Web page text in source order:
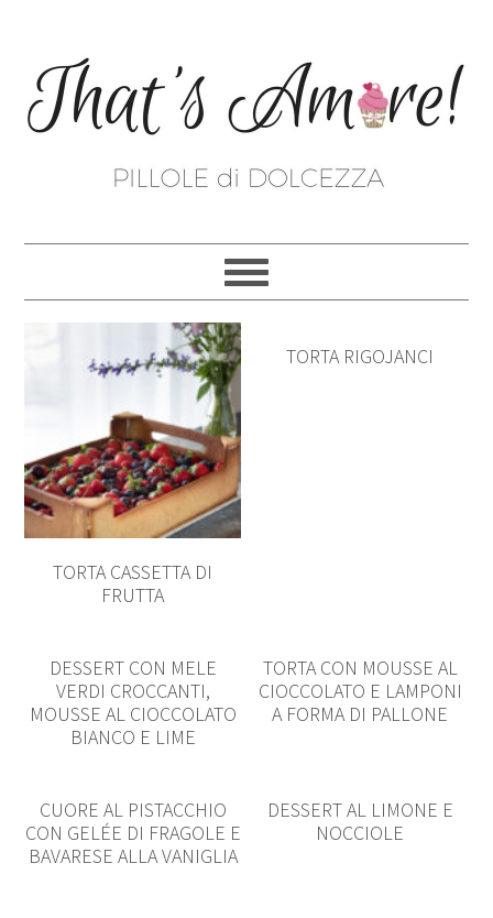
TORTA CASSETTA DI
FRUTTA
TORTA RIGOJANCI
DESSERT CON MELE
VERDI CROCCANTI,
MOUSSE AL CIOCCOLATO
BIANCO E LIME
TORTA CON MOUSSE AL
CIOCCOLATO E LAMPONI
A FORMA DI PALLONE
CUORE AL PISTACCHIO
CON GELÉE DI FRAGOLE E
BAVARESE ALLA VANIGLIA
DESSERT AL LIMONE E
NOCCIOLE